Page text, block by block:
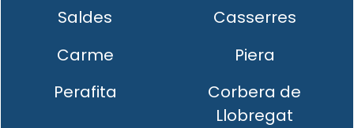
Saldes
Casserres
Carme
Piera
Perafita
Corbera de
Llobregat